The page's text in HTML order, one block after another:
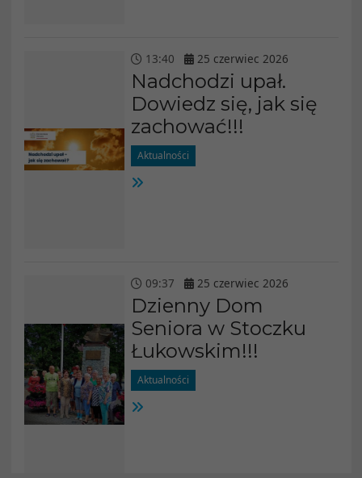
13:40 25 czerwiec 2026
Nadchodzi upał.
Dowiedz się, jak się
zachować!!!
Aktualności
09:37 25 czerwiec 2026
Dzienny Dom
Seniora w Stoczku
Łukowskim!!!
Aktualności